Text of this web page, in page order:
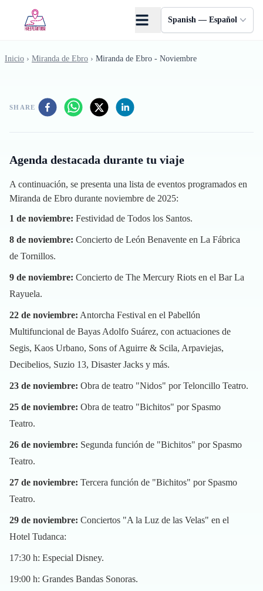
Spanish — Español
Inicio › Miranda de Ebro › Miranda de Ebro - Noviembre
SHARE
Agenda destacada durante tu viaje
A continuación, se presenta una lista de eventos programados en
Miranda de Ebro durante noviembre de 2025:
1 de noviembre: Festividad de Todos los Santos.
8 de noviembre: Concierto de León Benavente en La Fábrica
de Tornillos.
9 de noviembre: Concierto de The Mercury Riots en el Bar La
Rayuela.
22 de noviembre: Antorcha Festival en el Pabellón
Multifuncional de Bayas Adolfo Suárez, con actuaciones de
Segis, Kaos Urbano, Sons of Aguirre & Scila, Arpaviejas,
Decibelios, Suzio 13, Disaster Jacks y más.
23 de noviembre: Obra de teatro "Nidos" por Teloncillo Teatro.
25 de noviembre: Obra de teatro "Bichitos" por Spasmo
Teatro.
26 de noviembre: Segunda función de "Bichitos" por Spasmo
Teatro.
27 de noviembre: Tercera función de "Bichitos" por Spasmo
Teatro.
29 de noviembre: Conciertos "A la Luz de las Velas" en el
Hotel Tudanca:
17:30 h: Especial Disney.
19:00 h: Grandes Bandas Sonoras.